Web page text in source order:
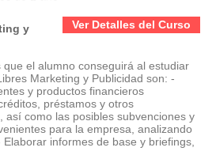
Ver Detalles del Curso
y
el alumno conseguirá al estudiar
Marketing y Publicidad son: -
y productos financieros
préstamos y otros
así como las posibles subvenciones y
para la empresa, analizando
informes de base y briefings,